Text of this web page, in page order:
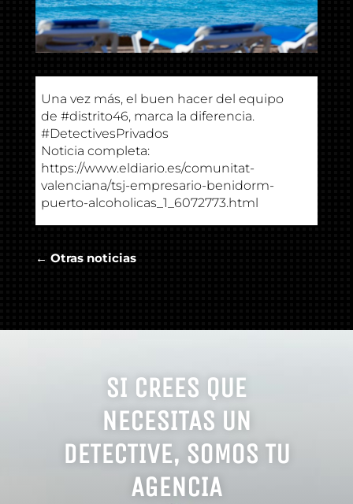
Una vez más, el buen hacer del equipo
de #distrito46, marca la diferencia.
#DetectivesPrivados
Noticia completa:
https://www.eldiario.es/comunitat-
valenciana/tsj-empresario-benidorm-
puerto-alcoholicas_1_6072773.html
← Otras noticias
SI CREES QUE
NECESITAS UN
DETECTIVE, SOMOS TU
AGENCIA